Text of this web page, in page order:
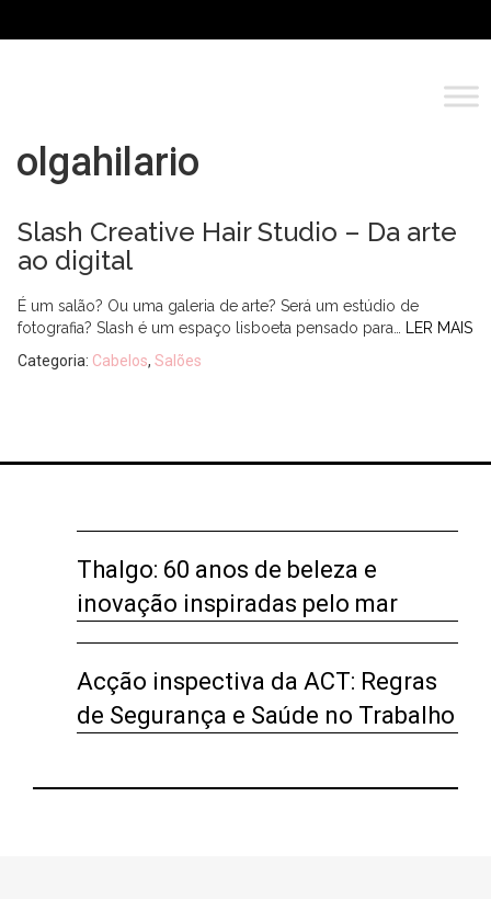
olgahilario
Slash Creative Hair Studio – Da arte
ao digital
É um salão? Ou uma galeria de arte? Será um estúdio de
fotografia? Slash é um espaço lisboeta pensado para…
LER MAIS
Categoria: Cabelos, Salões
Thalgo: 60 anos de beleza e
inovação inspiradas pelo mar
Acção inspectiva da ACT: Regras
de Segurança e Saúde no Trabalho